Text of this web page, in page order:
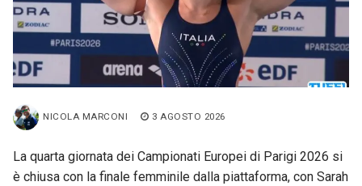
NICOLA MARCONI 3 AGOSTO 2026
La quarta giornata dei Campionati Europei di Parigi 2026 si
è chiusa con la finale femminile dalla piattaforma, con Sarah